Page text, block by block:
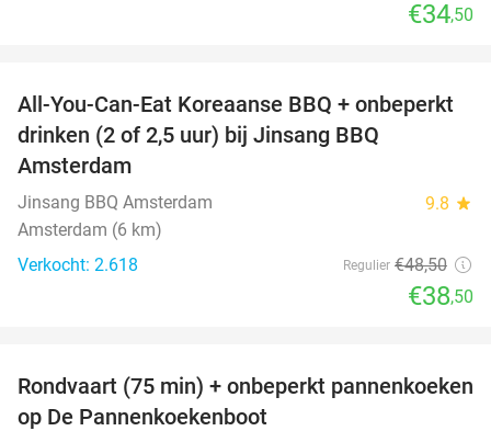
€34,50
21%
All-You-Can-Eat Koreaanse BBQ + onbeperkt
drinken (2 of 2,5 uur) bij Jinsang BBQ
Amsterdam
Jinsang BBQ Amsterdam 9.8 star
Amsterdam (6 km)
Verkocht: 2.618
Regulier €48,50
€38,50
30%
Rondvaart (75 min) + onbeperkt pannenkoeken
op De Pannenkoekenboot